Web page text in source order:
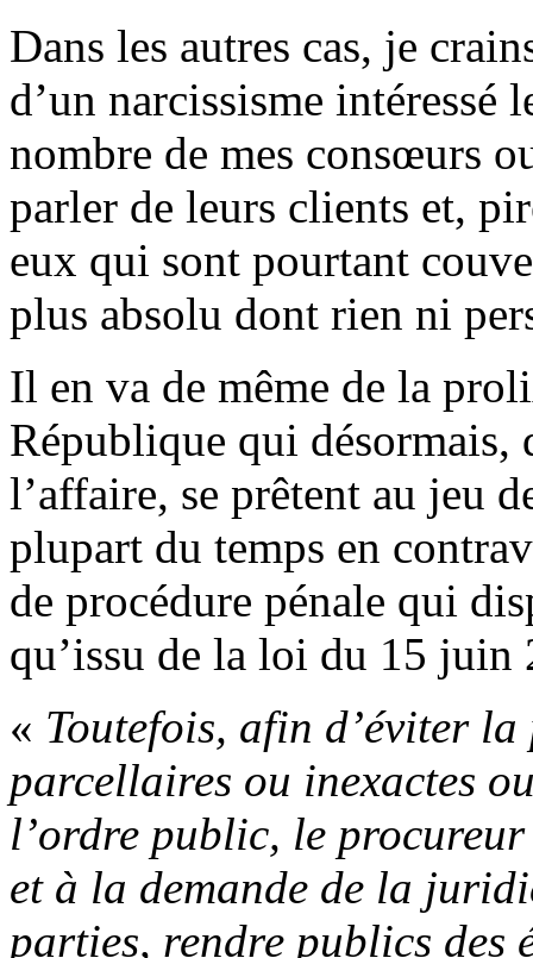
Dans les autres cas, je
d’un narcissisme intéressé
nombre de mes consœurs
parler de leurs clients et,
eux qui sont pourtant
plus absolu dont rien ni
Il en va de même de la
République qui désormais,
l’affaire, se prêtent au jeu
plupart du temps en
de procédure pénale qui
qu’issu de la loi du 15 juin
« Toutefois, afin d’éviter
parcellaires ou inexactes
l’ordre public, le
et à la demande de la
parties, rendre publics des